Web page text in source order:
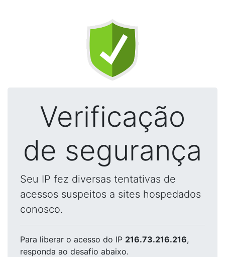
Verificação
de segurança
Seu IP fez diversas tentativas de
acessos suspeitos a sites hospedados
conosco.
Para liberar o acesso do IP 216.73.216.216,
responda ao desafio abaixo.